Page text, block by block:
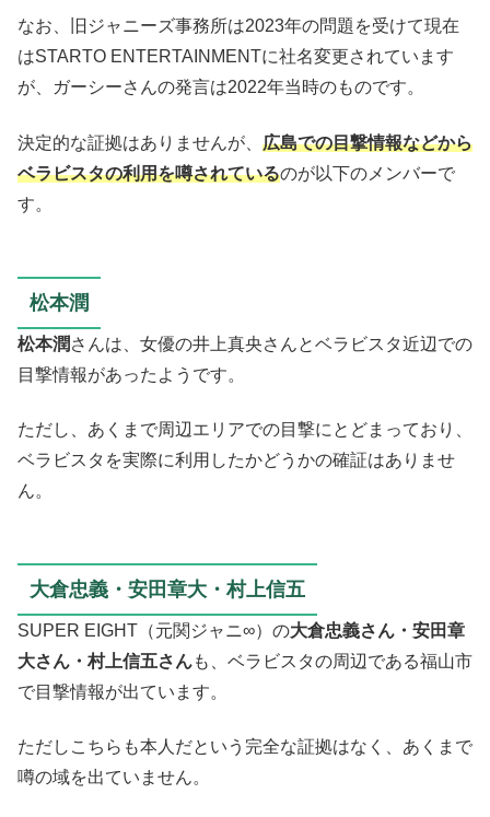
なお、旧ジャニーズ事務所は2023年の問題を受けて現在
はSTARTO ENTERTAINMENTに社名変更されています
が、ガーシーさんの発言は2022年当時のものです。
決定的な証拠はありませんが、 広島での目撃情報などから
ベラビスタの利用を噂されているのが以下のメンバーで
す。
松本潤
松本潤さんは、女優の井上真央さんとベラビスタ近辺での
目撃情報があったようです。
ただし、あくまで周辺エリアでの目撃にとどまっており、
ベラビスタを実際に利用したかどうかの確証はありませ
ん。
大倉忠義・安田章大・村上信五
SUPER EIGHT（元関ジャニ∞）の大倉忠義さん・安田章
大さん・村上信五さんも、ベラビスタの周辺である福山市
で目撃情報が出ています。
ただしこちらも本人だという完全な証拠はなく、あくまで
噂の域を出ていません。